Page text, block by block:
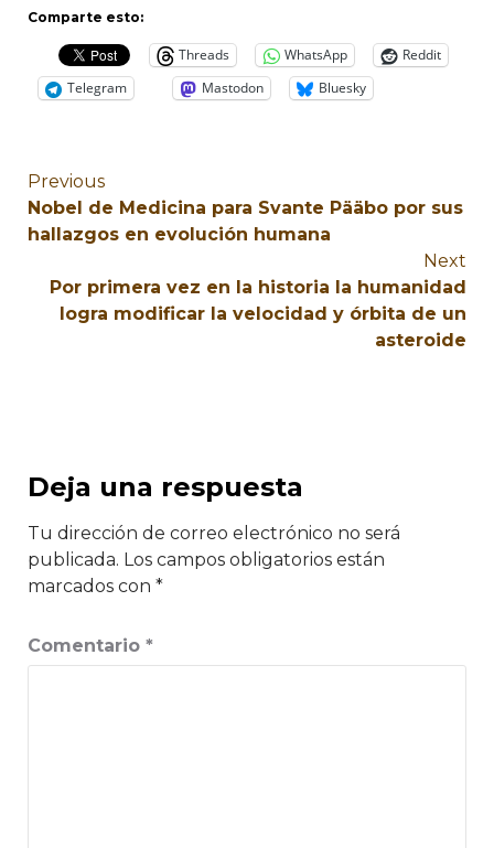
Comparte esto:
Threads WhatsApp
Reddit
Telegram
Mastodon Bluesky
Previous
Nobel de Medicina para Svante Pääbo por sus
hallazgos en evolución humana
Next
Por primera vez en la historia la humanidad
logra modificar la velocidad y órbita de un
asteroide
Deja una respuesta
Tu dirección de correo electrónico no será
publicada. Los campos obligatorios están
marcados con *
Comentario *